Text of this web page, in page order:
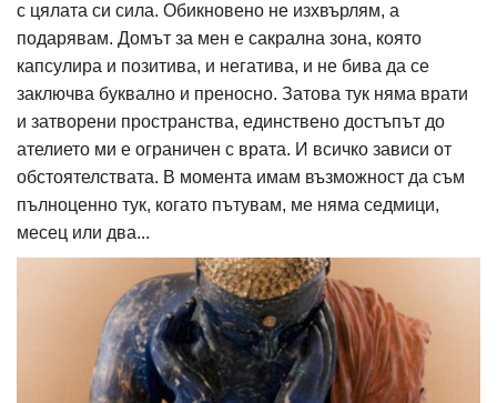
с цялата си сила. Обикновено не изхвърлям, а
подарявам. Домът за мен е сакрална зона, която
капсулира и позитива, и негатива, и не бива да се
заключва буквално и преносно. Затова тук няма врати
и затворени пространства, единствено достъпът до
ателието ми е ограничен с врата. И всичко зависи от
обстоятелствата. В момента имам възможност да съм
пълноценно тук, когато пътувам, ме няма седмици,
месец или два...